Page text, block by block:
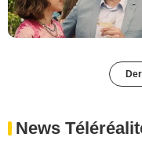
News